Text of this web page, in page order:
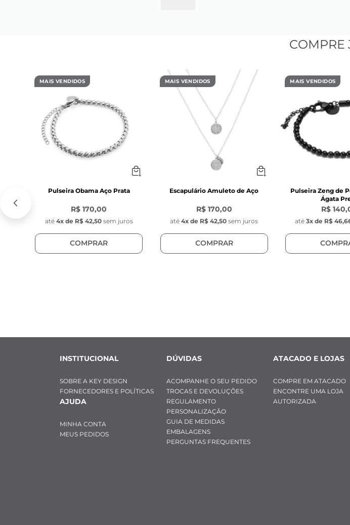
PEDRA FACETADA:
- Diâmetro: 6 mm
- Cor: Preta
- Material: Pedra natural
- Modelo: Pedra natural ágata brilhante
- Fio de nylon preto com 1 mm de espessura
**Atenção: por serem naturais, as pedras
diâmetro, formato e cor apresentada na
PEDRA SINTÉTICA:
- Cor: Cinza
- Material: Pedra sintética
- Modelo: Pedra bolinha hematita fosca
- Comprimento: 18 mm
- Cor: Prata
- Material: Aço inoxidável
- Modelo: Fecho magnético escovado
superior
COMPRE
MAIS VENDIDOS
Pulseira Obama Aço Prata
R$ 170,00
até 4x de R$ 42,50 sem juros
COMPRAR
MAIS VENDIDOS
Escapulário Amuleto de Aço
R$ 170,00
até 4x de R$ 42,50 sem juros
COMPRAR
MAIS VENDIDOS
Pulseira Zeng de
Ágata
R$
até 3x de R$
INSTITUCIONAL
SOBRE A KEY DESIGN
FORNECEDORES E POLÍTICAS
AJUDA
MINHA CONTA
MEUS PEDIDOS
DÚVIDAS
ACOMPANHE O SEU PEDIDO
TROCAS E DEVOLUÇÕES
REGULAMENTO
PERSONALIZAÇÃO
GUIA DE MEDIDAS
EMBALAGENS
PERGUNTAS FREQUENTES
ATACADO E LOJAS
COMPRE EM ATACADO
ENCONTRE UMA LOJA
AUTORIZADA